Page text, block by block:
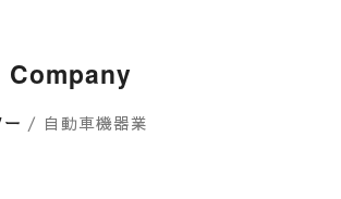
/ 自動車機器業